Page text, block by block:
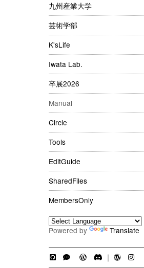
九州産業大学
芸術学部
K'sLife
Iwata Lab.
卒展2026
Manual
Circle
Tools
EditGuide
SharedFiles
MembersOnly
Powered by Translate
｜